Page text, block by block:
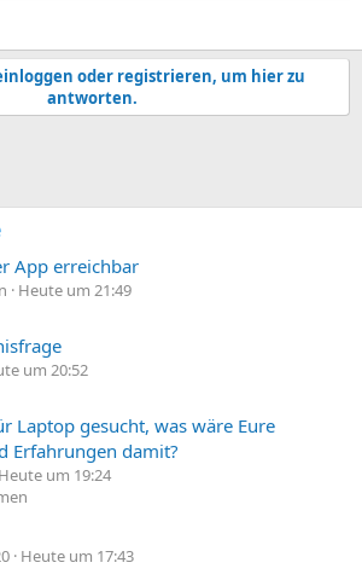
oder registrieren, um hier zu
antworten.
App erreichbar
Heute um 21:49
um 20:52
Laptop gesucht, was wäre Eure
Erfahrungen damit?
Heute um 19:24
Heute um 17:43